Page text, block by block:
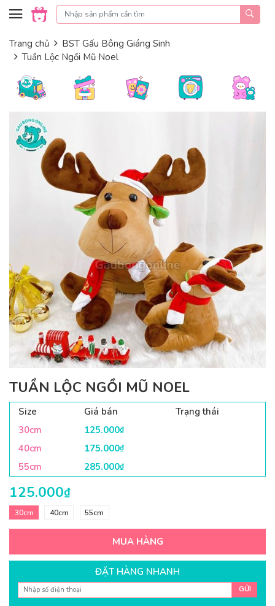
Skip to content
Trang chủ
BST Gấu Bông Giáng Sinh
Tuần Lộc Ngồi Mũ Noel
TUẦN LỘC NGỒI MŨ NOEL
Size Giá bán
Trạng thái
30cm
125.000₫
40cm 175.000₫
55cm 285.000₫
125.000₫
30cm 40cm 55cm
MUA HÀNG
ĐẶT HÀNG NHANH
GỬI